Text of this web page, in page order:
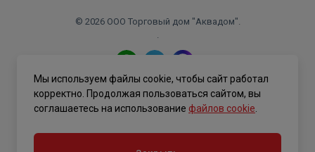
© 2026 ООО Торговый дом "Аквадом".
.
Политика конфиденциальности
Мы используем файлы cookie, чтобы сайт работал
корректно. Продолжая пользоваться сайтом, вы
соглашаетесь на использование файлов cookie